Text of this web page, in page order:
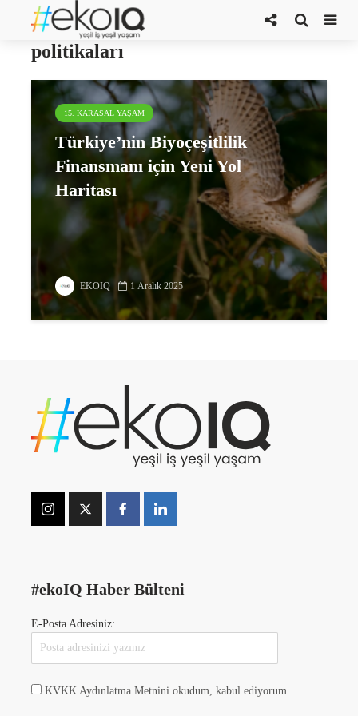
Türkiye’deki biyoçeşitlilik
politikaları
15. KARASAL YAŞAM
Türkiye’nin Biyoçeşitlilik
Finansmanı için Yeni Yol
Haritası
EKOIQ 1 Aralık 2025
#ekoIQ Haber Bülteni
E-Posta Adresiniz:
KVKK Aydınlatma Metnini okudum, kabul ediyorum.